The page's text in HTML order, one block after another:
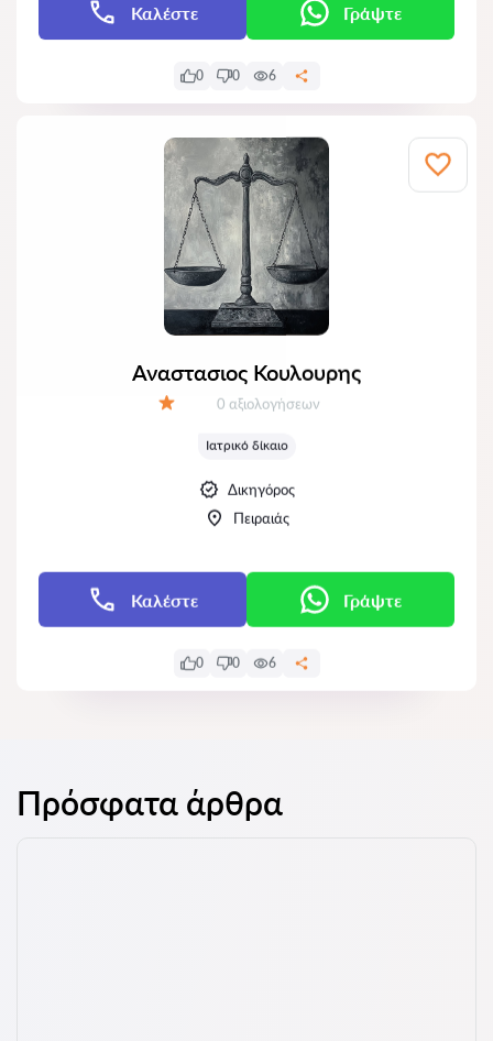
Καλέστε Γράψτε
0 0 6
Αναστασιος Κουλουρης
Αξιολογήσεις:
0 αξιολογήσεων
Ιατρικό δίκαιο
Δικηγόρος
Πειραιάς
Καλέστε Γράψτε
0 0 6
Πρόσφατα άρθρα